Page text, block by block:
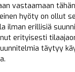
vastaamaan
hyöty on ollut
ilman erillisiä
erityisesti
täytyy